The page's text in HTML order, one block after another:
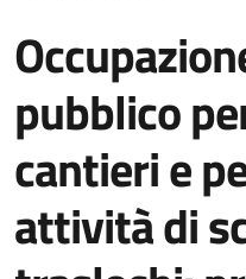
pubblico
cantieri e
attività di